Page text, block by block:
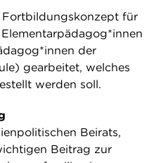
für
der
gearbeitet, welches
werden soll.
Beirats,
Beitrag zur